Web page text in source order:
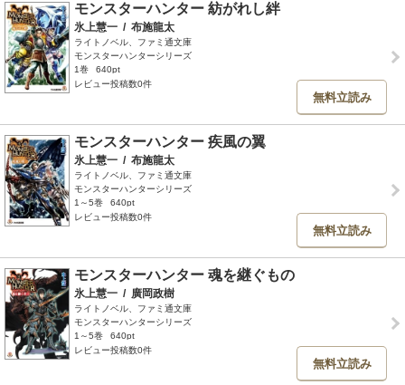
モンスターハンター 紡がれし絆
氷上慧一 / 布施龍太
ライトノベル、ファミ通文庫
モンスターハンターシリーズ
1巻
640pt
レビュー投稿数0件
無料立読み
モンスターハンター 疾風の翼
氷上慧一 / 布施龍太
ライトノベル、ファミ通文庫
モンスターハンターシリーズ
1～5巻
640pt
レビュー投稿数0件
無料立読み
モンスターハンター 魂を継ぐもの
氷上慧一 / 廣岡政樹
ライトノベル、ファミ通文庫
モンスターハンターシリーズ
1～5巻
640pt
レビュー投稿数0件
無料立読み